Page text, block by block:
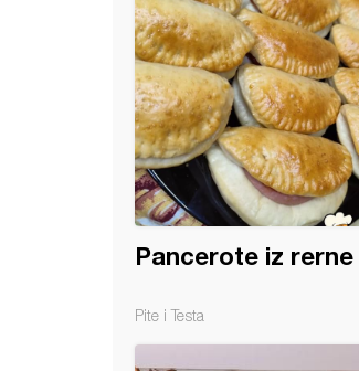
Pancerote iz rerne
Pite i Testa